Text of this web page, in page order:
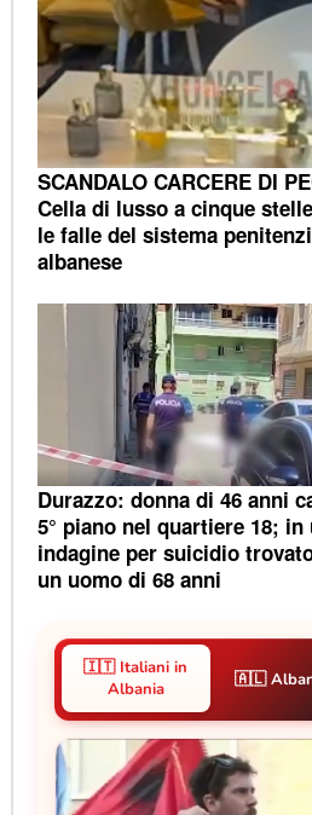
SCANDALO CARCERE DI
Cella di lusso a cinque
le falle del sistema
albanese
Durazzo: donna di 46 anni
5° piano nel quartiere 18; in
indagine per suicidio
un uomo di 68 anni
🇮🇹 Italiani in
Albania
🇦🇱